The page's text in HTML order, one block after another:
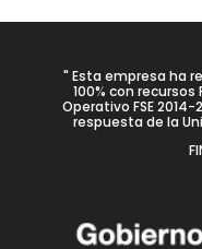
" Esta empresa ha
100% con recursos
Operativo FSE
respuesta de la